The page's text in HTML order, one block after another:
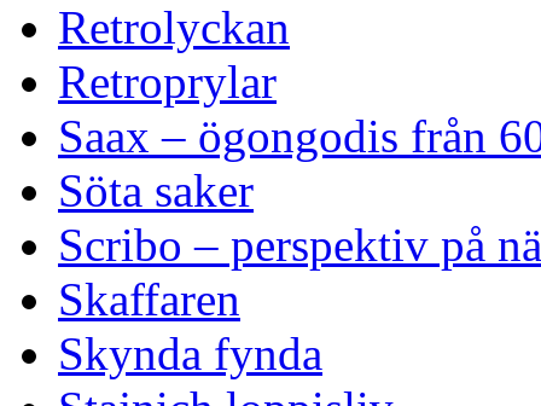
Retrolyckan
Retroprylar
Saax – ögongodis från
Söta saker
Scribo – perspektiv på
Skaffaren
Skynda fynda